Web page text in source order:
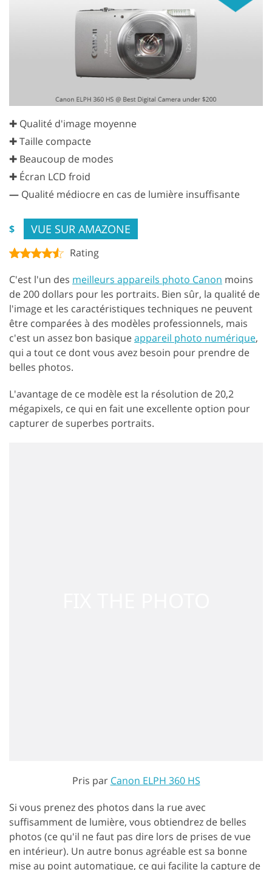
✚ Qualité d'image moyenne
✚ Taille compacte
✚ Beaucoup de modes
✚ Écran LCD froid
— Qualité médiocre en cas de lumière insuffisante
$ VUE SUR AMAZONE
Rating
C'est l'un des meilleurs appareils photo Canon moins
de 200 dollars pour les portraits. Bien sûr, la qualité de
l'image et les caractéristiques techniques ne peuvent
être comparées à des modèles professionnels, mais
c'est un assez bon basiqueappareil photo numérique,
qui a tout ce dont vous avez besoin pour prendre de
belles photos.
L'avantage de ce modèle est la résolution de 20,2
mégapixels, ce qui en fait une excellente option pour
capturer de superbes portraits.
Pris par Canon ELPH 360 HS
Si vous prenez des photos dans la rue avec
suffisamment de lumière, vous obtiendrez de belles
photos (ce qu'il ne faut pas dire lors de prises de vue
en intérieur). Un autre bonus agréable est sa bonne
mise au point automatique, ce qui facilite la capture de